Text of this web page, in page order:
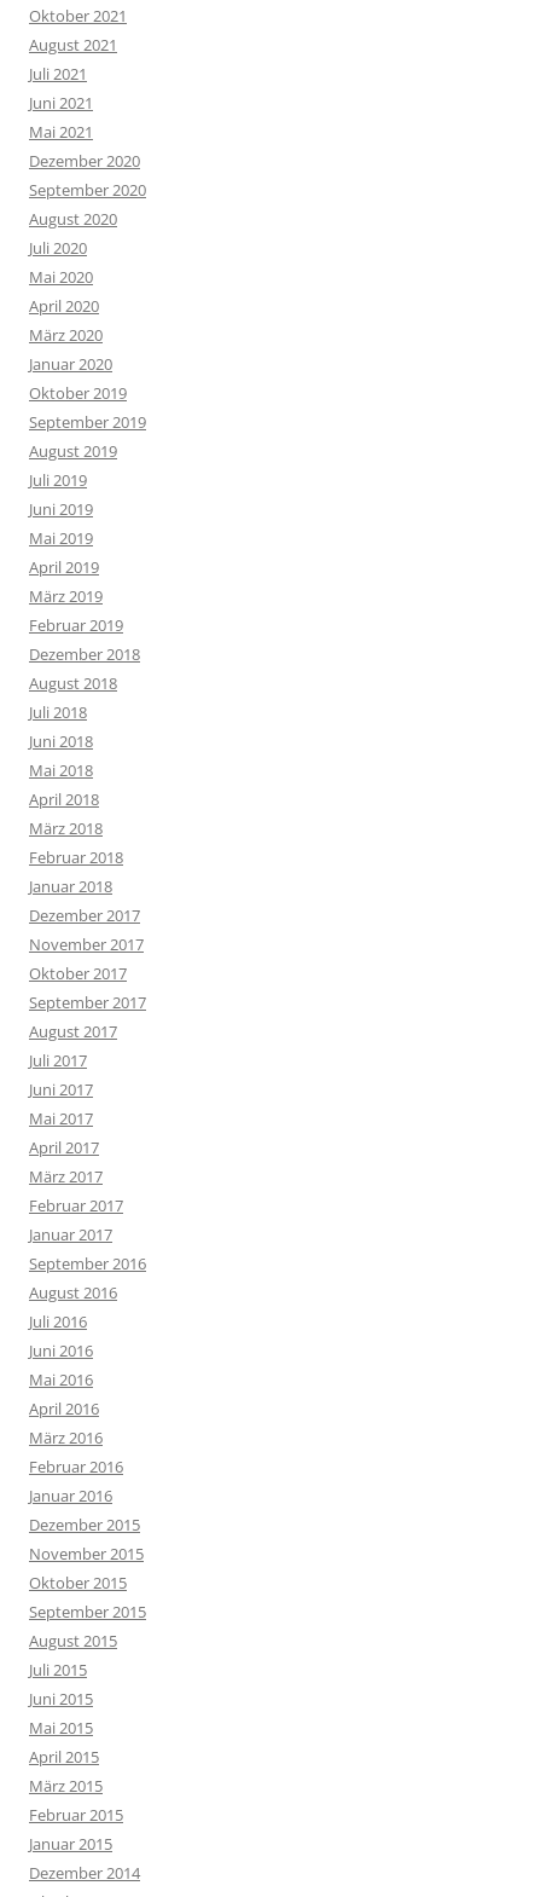
Oktober 2021
August 2021
Juli 2021
Juni 2021
Mai 2021
Dezember 2020
September 2020
August 2020
Juli 2020
Mai 2020
April 2020
März 2020
Januar 2020
Oktober 2019
September 2019
August 2019
Juli 2019
Juni 2019
Mai 2019
April 2019
März 2019
Februar 2019
Dezember 2018
August 2018
Juli 2018
Juni 2018
Mai 2018
April 2018
März 2018
Februar 2018
Januar 2018
Dezember 2017
November 2017
Oktober 2017
September 2017
August 2017
Juli 2017
Juni 2017
Mai 2017
April 2017
März 2017
Februar 2017
Januar 2017
September 2016
August 2016
Juli 2016
Juni 2016
Mai 2016
April 2016
März 2016
Februar 2016
Januar 2016
Dezember 2015
November 2015
Oktober 2015
September 2015
August 2015
Juli 2015
Juni 2015
Mai 2015
April 2015
März 2015
Februar 2015
Januar 2015
Dezember 2014